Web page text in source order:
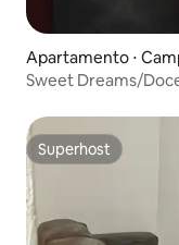
Apartamento ⋅
Sweet Dreams/
Superhost
Superhost